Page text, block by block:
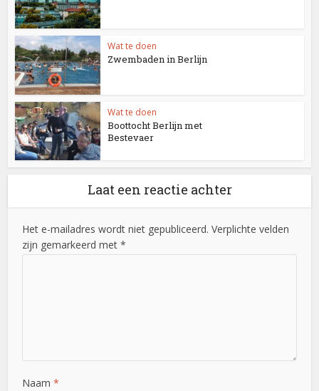
Wat te doen
Zwembaden in Berlijn
Wat te doen
Boottocht Berlijn met
Bestevaer
Laat een reactie achter
Het e-mailadres wordt niet gepubliceerd. Verplichte velden
zijn gemarkeerd met *
Naam*